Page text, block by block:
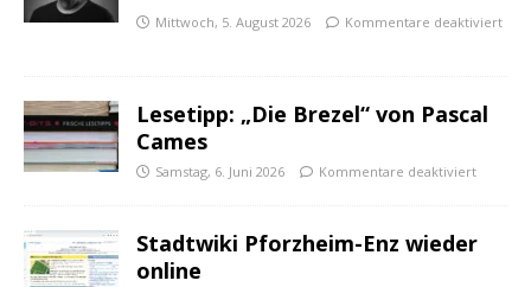
Mittwoch, 5. August 2026 Kommentare deaktiviert
Lesetipp: „Die Brezel“ von Pascal
Cames
Samstag, 6. Juni 2026 Kommentare deaktiviert
Stadtwiki Pforzheim-Enz wieder
online